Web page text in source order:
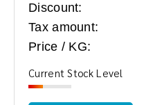
Discount:
Tax amount:
Price / KG:
Current Stock Level